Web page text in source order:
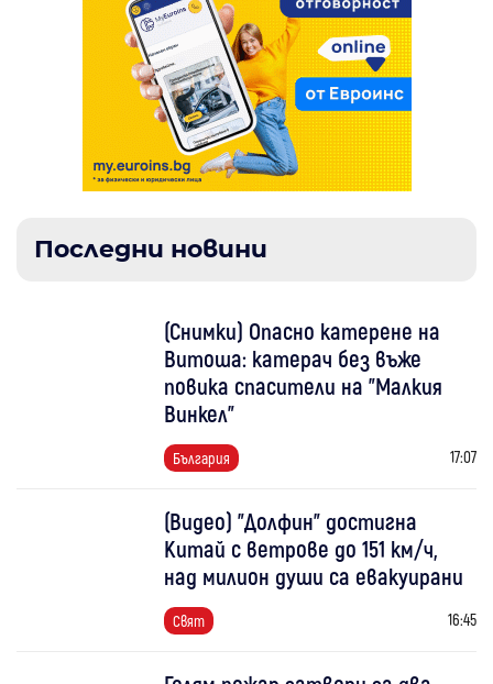
Последни новини
(Снимки) Опасно катерене на
Витоша: катерач без въже
повика спасители на "Малкия
Винкел"
България 17:07
(Видео) "Долфин" достигна
Китай с ветрове до 151 км/ч,
над милион души са евакуирани
Свят 16:45